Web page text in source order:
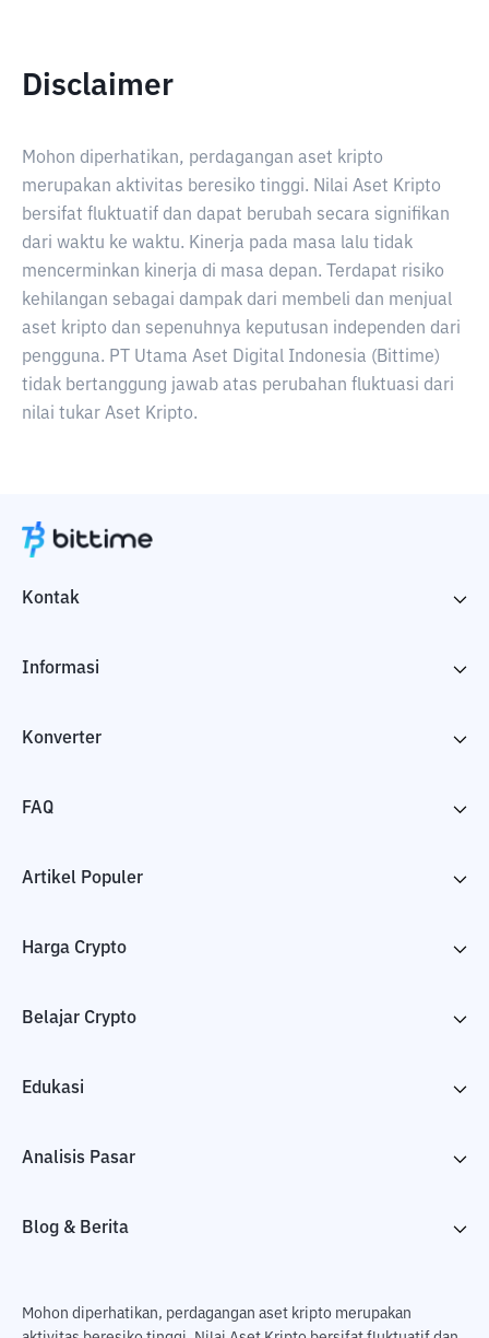
Disclaimer
Mohon diperhatikan, perdagangan aset kripto
merupakan aktivitas beresiko tinggi. Nilai Aset Kripto
bersifat fluktuatif dan dapat berubah secara signifikan
dari waktu ke waktu. Kinerja pada masa lalu tidak
mencerminkan kinerja di masa depan. Terdapat risiko
kehilangan sebagai dampak dari membeli dan menjual
aset kripto dan sepenuhnya keputusan independen dari
pengguna. PT Utama Aset Digital Indonesia (Bittime)
tidak bertanggung jawab atas perubahan fluktuasi dari
nilai tukar Aset Kripto.
Kontak
Informasi
Konverter
FAQ
Artikel Populer
Harga Crypto
Belajar Crypto
Edukasi
Analisis Pasar
Blog & Berita
Mohon diperhatikan, perdagangan aset kripto merupakan